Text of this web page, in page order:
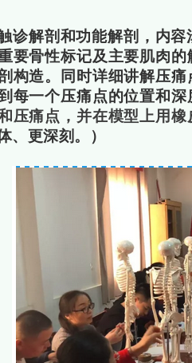
诊解剖和功能解剖，内
要骨性标记及主要肌肉
构造。同时详细讲解压
每一个压痛点的位置和
压痛点，并在模型上用
、更深刻。）